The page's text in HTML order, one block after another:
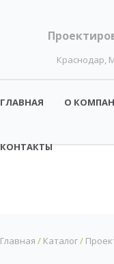
Краснодар,
ГЛАВНАЯ О
КОНТАКТЫ
Главная / Каталог/